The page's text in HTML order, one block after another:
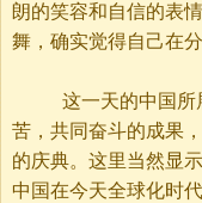
朗的笑容和自信的表
舞，确实觉得自己在
这一天的中国所
苦，共同奋斗的成果
的庆典。这里当然显
中国在今天全球化时